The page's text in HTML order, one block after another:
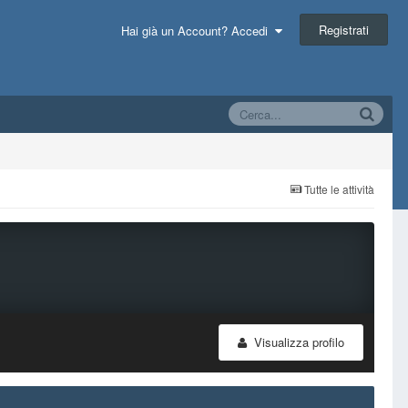
Hai già un Account? Accedi Registrati
Tutte le attività
Visualizza profilo